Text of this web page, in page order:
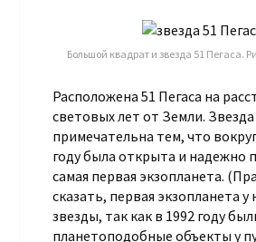
Большой квадрат и звезда 51 Пегаса.
Расположена 51 Пегаса на
световых лет от Земли. Звезда
примечательна тем, что
году была открыта и надежно
самая первая экзопланета.
сказать, первая экзопланета
звезды, так как в 1992 году
планетоподобные объекты у